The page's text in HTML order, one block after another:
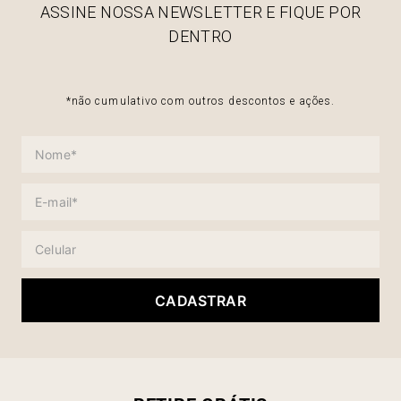
ASSINE NOSSA NEWSLETTER E FIQUE POR
DENTRO
*não cumulativo com outros descontos e ações.
CADASTRAR